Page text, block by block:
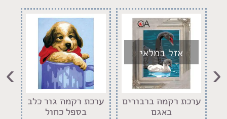
אזל במלאי
ערכת רקמה ברבורים
באגם
ערכת רקמה גור כלב
בספל כחול
‹
›